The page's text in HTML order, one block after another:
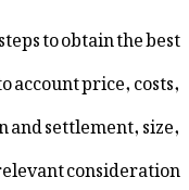
steps to
taking into account
execution and
any other relevant